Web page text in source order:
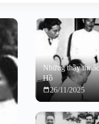
Những thầy
Hồ
26/11/2025